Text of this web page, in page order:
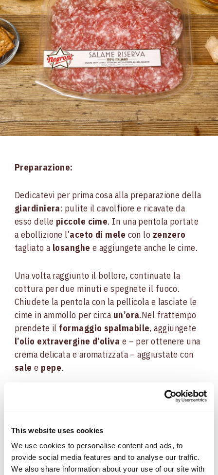
This website uses cookies
We use cookies to personalise content and ads, to
provide social media features and to analyse our traffic.
We also share information about your use of our site with
Preparazione:
Dedicatevi per prima cosa alla preparazione della
giardiniera: pulite il cavolfiore e ricavate da
esso delle piccole cime. In una pentola portate
a ebollizione l’aceto di mele con lo zenzero
tagliato a losanghe e aggiungete anche le cime.
Una volta raggiunto il bollore, continuate la
cottura per due minuti e spegnete il fuoco.
Chiudete la pentola con la pellicola e lasciate le
cime in ammollo per circa un’ora.Nel frattempo
prendete il formaggio spalmabile, aggiungete
l’olio extravergine d’oliva e – per ottenere una
crema delicata e aromatizzata – aggiustate con
sale e pepe.
crema di
formaggio, un pizzico dipaprika, lecimettee
italiano Negroni.